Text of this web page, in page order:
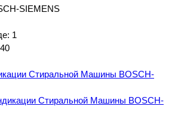
SIEMENS
1
Стиральной Машины BOSCH-